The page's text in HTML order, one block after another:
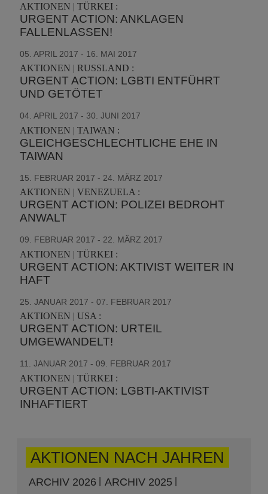
AKTIONEN | TÜRKEI :
URGENT ACTION: ANKLAGEN
FALLENLASSEN!
05. APRIL 2017 - 16. MAI 2017
AKTIONEN | RUSSLAND :
URGENT ACTION: LGBTI ENTFÜHRT
UND GETÖTET
04. APRIL 2017 - 30. JUNI 2017
AKTIONEN | TAIWAN :
GLEICHGESCHLECHTLICHE EHE IN
TAIWAN
15. FEBRUAR 2017 - 24. MÄRZ 2017
AKTIONEN | VENEZUELA :
URGENT ACTION: POLIZEI BEDROHT
ANWALT
09. FEBRUAR 2017 - 22. MÄRZ 2017
AKTIONEN | TÜRKEI :
URGENT ACTION: AKTIVIST WEITER IN
HAFT
25. JANUAR 2017 - 07. FEBRUAR 2017
AKTIONEN | USA :
URGENT ACTION: URTEIL
UMGEWANDELT!
11. JANUAR 2017 - 09. FEBRUAR 2017
AKTIONEN | TÜRKEI :
URGENT ACTION: LGBTI-AKTIVIST
INHAFTIERT
AKTIONEN NACH JAHREN
ARCHIV 2026
ARCHIV 2025